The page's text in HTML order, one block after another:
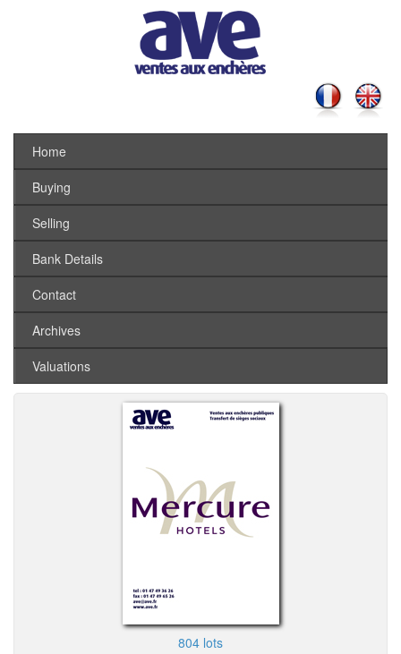
Home
Buying
Selling
Bank Details
Contact
Archives
Valuations
804 lots